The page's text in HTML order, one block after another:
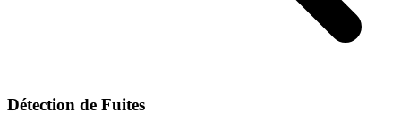
Détection de Fuites